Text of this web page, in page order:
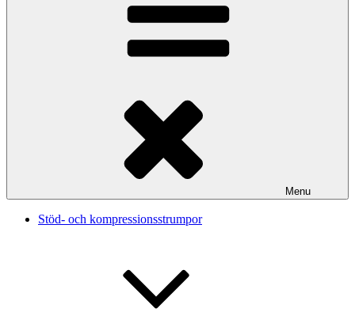
Menu
Stöd- och kompressionsstrumpor